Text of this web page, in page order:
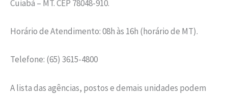
Cuiabá – MT. CEP 78048-910.
Horário de Atendimento: 08h às 16h (horário de MT).
Telefone: (65) 3615-4800
A lista das agências, postos e demais unidades podem